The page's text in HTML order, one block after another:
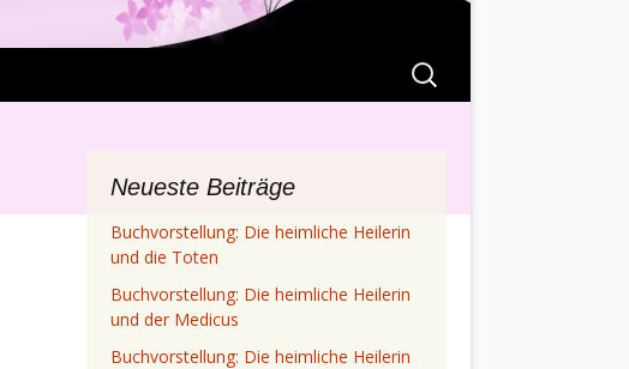
Suchen
nach:
Neueste Beiträge
Buchvorstellung: Die heimliche Heilerin
und die Toten
Buchvorstellung: Die heimliche Heilerin
und der Medicus
Buchvorstellung: Die heimliche Heilerin